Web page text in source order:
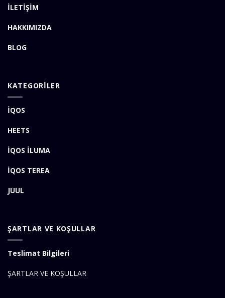
İLETİŞİM
HAKKIMIZDA
BLOG
KATEGORİLER
İQOS
HEETS
İQOS İLUMA
İQOS TEREA
JUUL
ŞARTLAR VE KOŞULLAR
Teslimat Bilgileri
ŞARTLAR VE KOŞULLAR